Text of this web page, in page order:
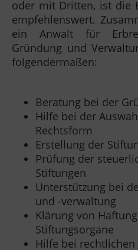
oder mit Dritten, ist die
empfehlenswert.
ein Anwalt für
Gründung und
folgendermaßen:
Beratung bei der
Hilfe bei der
Rechtsform
Erstellung der
Prüfung der
Stiftungen
Unterstützung bei
und -verwaltung
Klärung von
Stiftungsorgane
Hilfe bei